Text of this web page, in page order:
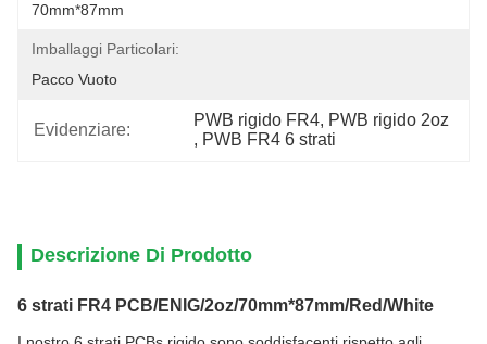
70mm*87mm
Imballaggi Particolari:
Pacco Vuoto
Evidenziare:
PWB rigido FR4, PWB rigido 2oz
, PWB FR4 6 strati
Descrizione Di Prodotto
6 strati FR4 PCB/ENIG/2oz/70mm*87mm/Red/White